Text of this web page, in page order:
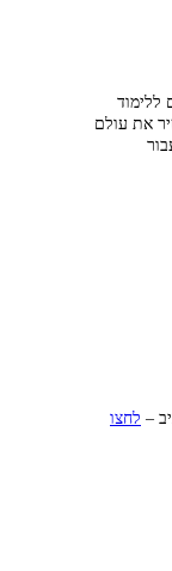
ללימוד
את עולם
– לחצו